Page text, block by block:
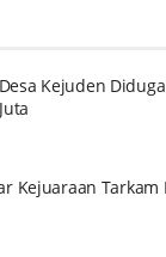
Kejuden
Kejuaraan Tarkam